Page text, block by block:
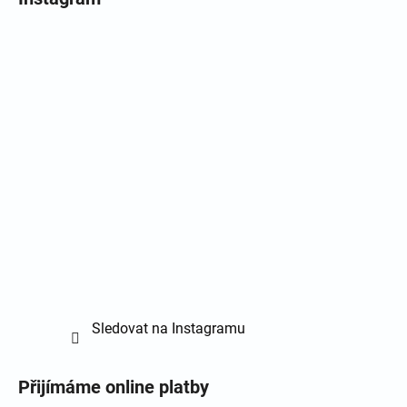
Sledovat na Instagramu
Přijímáme online platby